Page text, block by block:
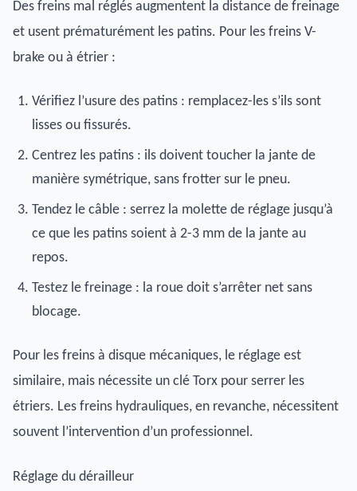
Des freins mal réglés augmentent la distance de freinage
et usent prématurément les patins. Pour les freins V-
brake ou à étrier :
Vérifiez l’usure des patins : remplacez-les s’ils sont
lisses ou fissurés.
Centrez les patins : ils doivent toucher la jante de
manière symétrique, sans frotter sur le pneu.
Tendez le câble : serrez la molette de réglage jusqu’à
ce que les patins soient à 2-3 mm de la jante au
repos.
Testez le freinage : la roue doit s’arrêter net sans
blocage.
Pour les freins à disque mécaniques, le réglage est
similaire, mais nécessite un clé Torx pour serrer les
étriers. Les freins hydrauliques, en revanche, nécessitent
souvent l’intervention d’un professionnel.
Réglage du dérailleur